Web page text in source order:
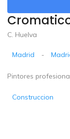
C. Huelva
Madrid -
Pintores
Construccion